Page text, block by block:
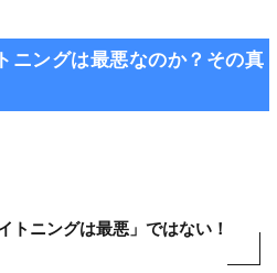
ニングは最悪なのか？その真
トニングは最悪」ではない！